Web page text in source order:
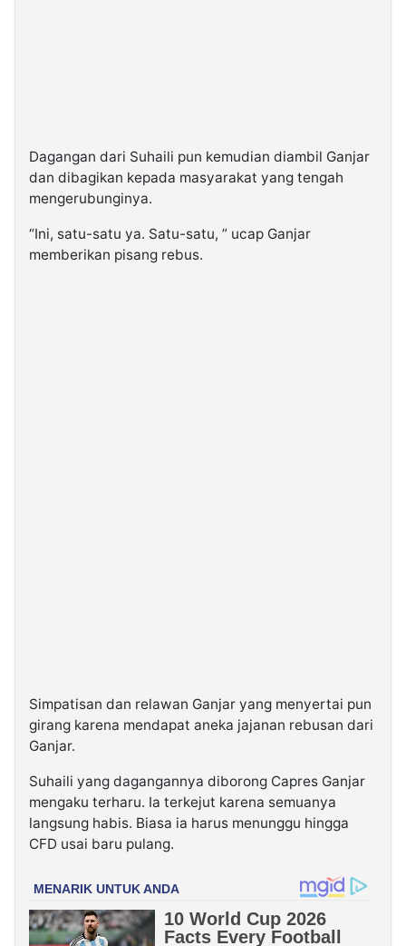
Dagangan dari Suhaili pun kemudian diambil Ganjar
dan dibagikan kepada masyarakat yang tengah
mengerubunginya.
“Ini, satu-satu ya. Satu-satu, ” ucap Ganjar
memberikan pisang rebus.
Simpatisan dan relawan Ganjar yang menyertai pun
girang karena mendapat aneka jajanan rebusan dari
Ganjar.
Suhaili yang dagangannya diborong Capres Ganjar
mengaku terharu. Ia terkejut karena semuanya
langsung habis. Biasa ia harus menunggu hingga
CFD usai baru pulang.